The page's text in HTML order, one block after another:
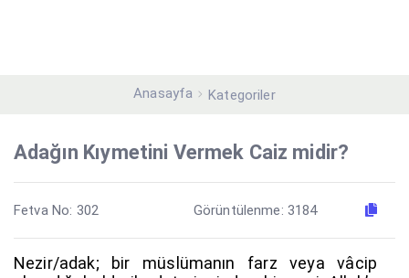
Anasayfa Kategoriler
Adağın Kıymetini Vermek Caiz midir?
Fetva No: 302 Görüntülenme: 3184
Nezir/adak; bir müslümanın farz veya vâcip